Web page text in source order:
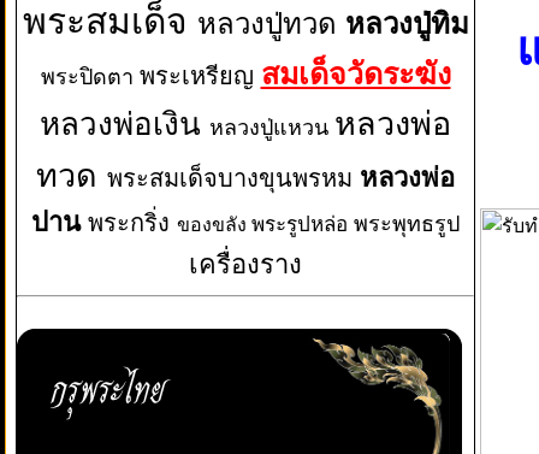
พระสมเด็จ หลวงปู่ทวด หลวงปู่ทิม
พระปิดตา พระเหรียญ สมเด็จวัดระฆัง
หลวงพ่อเงิน หลวงปู่แหวน หลวงพ่อ
ทวด พระสมเด็จบางขุนพรหม หลวงพ่อ
ปาน พระกริ่ง ของขลัง พระรูปหล่อ พระพุทธรูป
เครื่องราง